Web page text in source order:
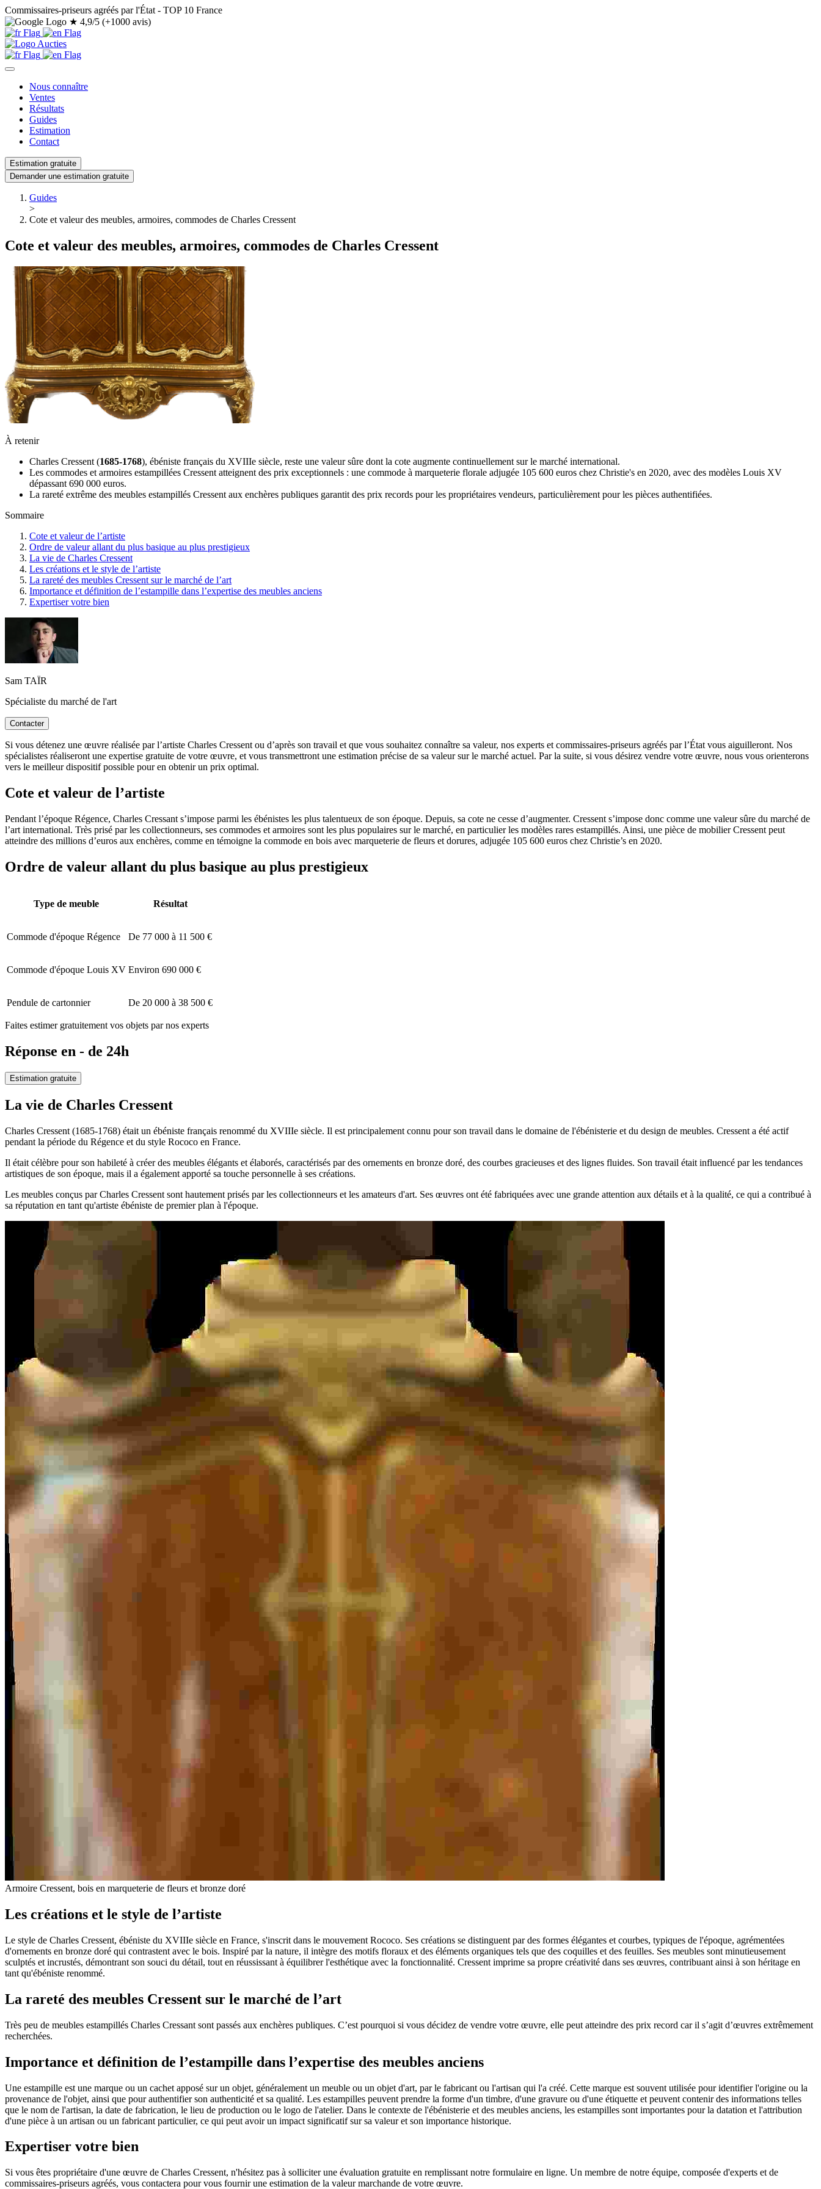
Commissaires-priseurs agréés par l'État - TOP 10 France
★ 4,9/5 (+1000 avis)
Nous connaître
Ventes
Résultats
Guides
Estimation
Contact
Estimation gratuite
Demander une estimation gratuite
Guides
>
Cote et valeur des meubles, armoires, commodes de Charles Cressent
Cote et valeur des meubles, armoires, commodes de Charles Cressent
À retenir
Charles Cressent (1685-1768), ébéniste français du XVIIIe siècle, reste une valeur sûre dont la cote augmente continuellement sur le marché international.
Les commodes et armoires estampillées Cressent atteignent des prix exceptionnels : une commode à marqueterie florale adjugée 105 600 euros chez Christie's en 2020, avec des modèles Louis XV
dépassant 690 000 euros.
La rareté extrême des meubles estampillés Cressent aux enchères publiques garantit des prix records pour les propriétaires vendeurs, particulièrement pour les pièces authentifiées.
Sommaire
Cote et valeur de l’artiste
Ordre de valeur allant du plus basique au plus prestigieux
La vie de Charles Cressent
Les créations et le style de l’artiste
La rareté des meubles Cressent sur le marché de l’art
Importance et définition de l’estampille dans l’expertise des meubles anciens
Expertiser votre bien
Sam TAÏR
Spécialiste du marché de l'art
Contacter
Si vous détenez une œuvre réalisée par l’artiste Charles Cressent ou d’après son travail et que vous souhaitez connaître sa valeur, nos experts et commissaires-priseurs agréés par l’État vous aiguilleront. Nos
spécialistes réaliseront une expertise gratuite de votre œuvre, et vous transmettront une estimation précise de sa valeur sur le marché actuel. Par la suite, si vous désirez vendre votre œuvre, nous vous orienterons
vers le meilleur dispositif possible pour en obtenir un prix optimal.
Cote et valeur de l’artiste
Pendant l’époque Régence, Charles Cressant s’impose parmi les ébénistes les plus talentueux de son époque. Depuis, sa cote ne cesse d’augmenter. Cressent s’impose donc comme une valeur sûre du marché de
l’art international. Très prisé par les collectionneurs, ses commodes et armoires sont les plus populaires sur le marché, en particulier les modèles rares estampillés. Ainsi, une pièce de mobilier Cressent peut
atteindre des millions d’euros aux enchères, comme en témoigne la commode en bois avec marqueterie de fleurs et dorures adjugée 105 600 euros chez Christie’s en 2020.
Ordre de valeur allant du plus basique au plus prestigieux
Type de meuble Résultat
Commode d'époque Régence De 77 000 à 11 500 €
Commode d'époque Louis XV Environ 690 000 €
Pendule de cartonnier De 20 000 à 38 500 €
Faites estimer gratuitement vos objets par nos experts
Réponse en - de 24h
Estimation gratuite
La vie de Charles Cressent
Charles Cressent (1685-1768) était un ébéniste français renommé du XVIIIe siècle. Il est principalement connu pour son travail dans le domaine de l'ébénisterie et du design de meubles. Cressent a été actif
pendant la période du Régence et du style Rococo en France.
Il était célèbre pour son habileté à créer des meubles élégants et élaborés, caractérisés par des ornements en bronze doré, des courbes gracieuses et des lignes fluides. Son travail était influencé par les tendances
artistiques de son époque, mais il a également apporté sa touche personnelle à ses créations.
Les meubles conçus par Charles Cressent sont hautement prisés par les collectionneurs et les amateurs d'art. Ses œuvres ont été fabriquées avec une grande attention aux détails et à la qualité, ce qui a contribué à
sa réputation en tant qu'artiste ébéniste de premier plan à l'époque.
Armoire Cressent, bois en marqueterie de fleurs et bronze doré
Les créations et le style de l’artiste
Le style de Charles Cressent, ébéniste du XVIIIe siècle en France, s'inscrit dans le mouvement Rococo. Ses créations se distinguent par des formes élégantes et courbes, typiques de l'époque, agrémentées
d'ornements en bronze doré qui contrastent avec le bois. Inspiré par la nature, il intègre des motifs floraux et des éléments organiques tels que des coquilles et des feuilles. Ses meubles sont minutieusement
sculptés et incrustés, démontrant son souci du détail, tout en réussissant à équilibrer l'esthétique avec la fonctionnalité. Cressent imprime sa propre créativité dans ses œuvres, contribuant ainsi à son héritage en
tant qu'ébéniste renommé.
La rareté des meubles Cressent sur le marché de l’art
Très peu de meubles estampillés Charles Cressant sont passés aux enchères publiques. C’est pourquoi si vous décidez de vendre votre œuvre, elle peut atteindre des prix record car il s’agit d’œuvres extrêmement
recherchées.
Importance et définition de l’estampille dans l’expertise des meubles anciens
Une estampille est une marque ou un cachet apposé sur un objet, généralement un meuble ou un objet d'art, par le fabricant ou l'artisan qui l'a créé. Cette marque est souvent utilisée pour identifier l'origine ou la
provenance de l'objet, ainsi que pour authentifier son authenticité et sa qualité. Les estampilles peuvent prendre la forme d'un timbre, d'une gravure ou d'une étiquette et peuvent contenir des informations telles
que le nom de l'artisan, la date de fabrication, le lieu de production ou le logo de l'atelier. Dans le contexte de l'ébénisterie et des meubles anciens, les estampilles sont importantes pour la datation et l'attribution
d'une pièce à un artisan ou un fabricant particulier, ce qui peut avoir un impact significatif sur sa valeur et son importance historique.
Expertiser votre bien
Si vous êtes propriétaire d'une œuvre de Charles Cressent, n'hésitez pas à solliciter une évaluation gratuite en remplissant notre formulaire en ligne. Un membre de notre équipe, composée d'experts et de
commissaires-priseurs agréés, vous contactera pour vous fournir une estimation de la valeur marchande de votre œuvre.